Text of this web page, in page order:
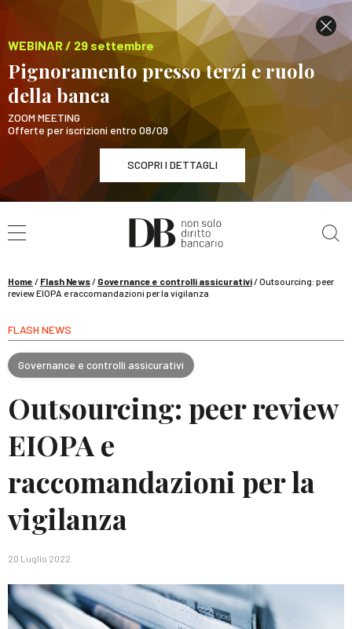
WEBINAR / 29 settembre
Pignoramento presso terzi e ruolo
della banca
ZOOM MEETING
Offerte per iscrizioni entro 08/09
SCOPRI I DETTAGLI
WEBINAR / 29 settembre
Pignoramento presso terzi e ruolo della banca
Home / Flash News/ Governance e controlli assicurativi/Outsourcing: peer
review EIOPA e raccomandazioni per la vigilanza
FLASH NEWS
Governance e controlli assicurativi
Outsourcing: peer review
EIOPA e
raccomandazioni per la
vigilanza
20 Luglio 2022